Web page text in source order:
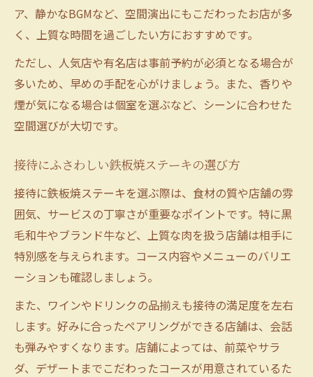
ア、静かなBGMなど、空間演出にもこだわったお店が多
く、上質な時間を過ごしたい方におすすめです。
ただし、人気店や有名店は事前予約が必須となる場合が
多いため、早めの手配を心がけましょう。また、香りや
煙が気になる場合は個室を選ぶなど、シーンに合わせた
空間選びが大切です。
接待にふさわしい鉄板焼ステーキの選び方
接待に鉄板焼ステーキを選ぶ際は、食材の質や店舗の雰
囲気、サービスの丁寧さが重要なポイントです。特に黒
毛和牛やブランド牛など、上質な肉を扱う店舗は相手に
特別感を与えられます。コース内容やメニューのバリエ
ーションも確認しましょう。
また、ワインやドリンクの品揃えも接待の満足度を左右
します。好みに合ったペアリングができる店舗は、会話
も弾みやすくなります。店舗によっては、前菜やサラ
ダ、デザートまでこだわったコースが用意されているた